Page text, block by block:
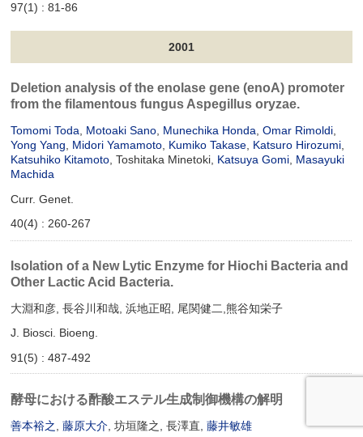
97(1) : 81-86
2001
Deletion analysis of the enolase gene (enoA) promoter
from the filamentous fungus Aspegillus oryzae.
Tomomi Toda Motoaki Sano Munechika Honda ,Omar Rimoldi
Yong Yang
Midori Yamamoto Kumiko Takase Katsuro Hirozumi
Katsuhiko Kitamoto , Toshitaka Minetoki, Katsuya Gomi Masayuki
Machida
Curr. Genet.
40(4) : 260-267
Isolation of a New Lytic Enzyme for Hiochi Bacteria and
Other Lactic Acid Bacteria.
大淵和彦, 長谷川和哉, 浜地正昭, 尾関健二,熊谷知栄子
J. Biosci. Bioeng.
91(5) : 487-492
酵母における酢酸エステル生成制御機構の解明
善本裕之 ,藤原大介 , 坊垣隆之, 長澤直,藤井敏雄